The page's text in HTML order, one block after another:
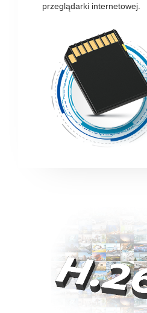
przeglądarki internetowej.